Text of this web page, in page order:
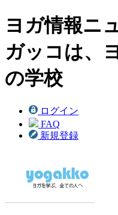
ヨガ情報ニ
ガッコは、
の学校
ログイン
FAQ
新規登録